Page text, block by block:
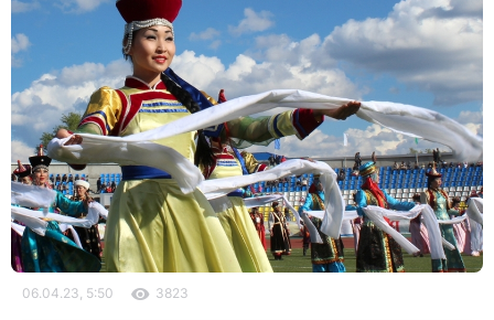
06.04.23, 5:50 3823